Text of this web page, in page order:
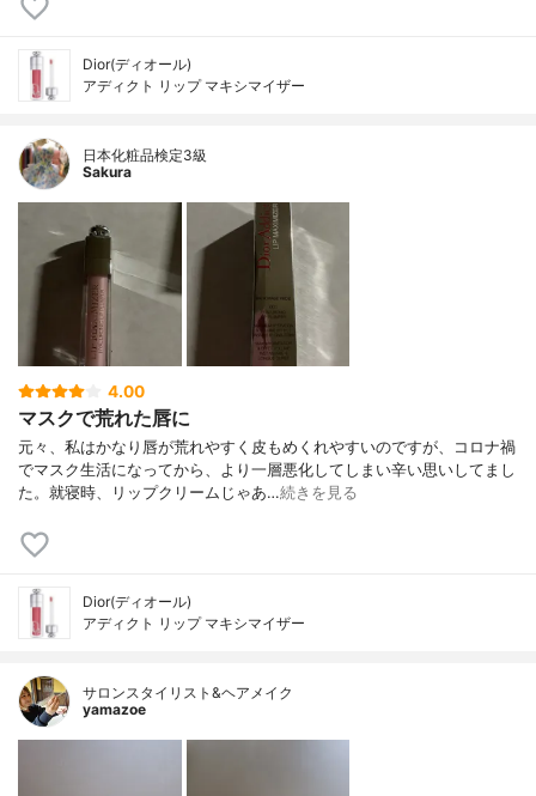
Dior(ディオール)
アディクト リップ マキシマイザー
日本化粧品検定3級
Sakura
4.00
マスクで荒れた唇に
元々、私はかなり唇が荒れやすく皮もめくれやすいのですが、コロナ禍
でマスク生活になってから、より一層悪化してしまい辛い思いしてまし
た。就寝時、リップクリームじゃあ…続きを見る
Dior(ディオール)
アディクト リップ マキシマイザー
サロンスタイリスト&ヘアメイク
yamazoe